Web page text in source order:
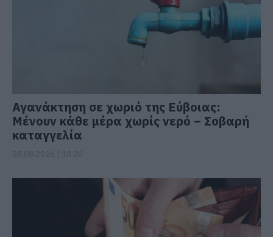
Αγανάκτηση σε χωριό της Εύβοιας:
Μένουν κάθε μέρα χωρίς νερό – Σοβαρή
καταγγελία